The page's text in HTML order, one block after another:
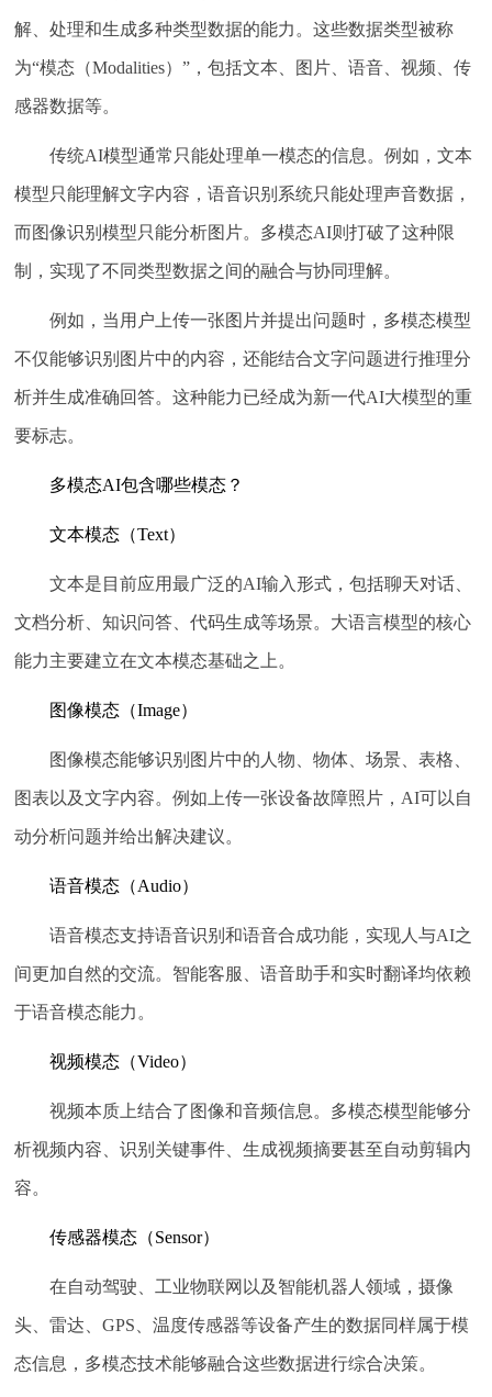
解、处理和生成多种类型数据的能力。这些数据类型被称
为“模态（Modalities）”，包括文本、图片、语音、视频、传
感器数据等。
传统AI模型通常只能处理单一模态的信息。例如，文本
模型只能理解文字内容，语音识别系统只能处理声音数据，
而图像识别模型只能分析图片。多模态AI则打破了这种限
制，实现了不同类型数据之间的融合与协同理解。
例如，当用户上传一张图片并提出问题时，多模态模型
不仅能够识别图片中的内容，还能结合文字问题进行推理分
析并生成准确回答。这种能力已经成为新一代AI大模型的重
要标志。
多模态AI包含哪些模态？
文本模态（Text）
文本是目前应用最广泛的AI输入形式，包括聊天对话、
文档分析、知识问答、代码生成等场景。大语言模型的核心
能力主要建立在文本模态基础之上。
图像模态（Image）
图像模态能够识别图片中的人物、物体、场景、表格、
图表以及文字内容。例如上传一张设备故障照片，AI可以自
动分析问题并给出解决建议。
语音模态（Audio）
语音模态支持语音识别和语音合成功能，实现人与AI之
间更加自然的交流。智能客服、语音助手和实时翻译均依赖
于语音模态能力。
视频模态（Video）
视频本质上结合了图像和音频信息。多模态模型能够分
析视频内容、识别关键事件、生成视频摘要甚至自动剪辑内
容。
传感器模态（Sensor）
在自动驾驶、工业物联网以及智能机器人领域，摄像
头、雷达、GPS、温度传感器等设备产生的数据同样属于模
态信息，多模态技术能够融合这些数据进行综合决策。